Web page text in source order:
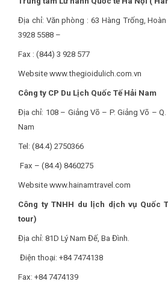
Địa chỉ: Văn phòng : 63 Hàng Trống,
3928 5588 –
Fax : (844) 3 928 577
Website www.thegioidulich.com.vn
Công ty CP Du Lịch Quốc Tế Hải Nam
Địa chỉ: 108 – Giảng Võ – P. Giảng Võ –
Nam
Tel: (84.4) 2750366
Fax – (84.4) 8460275
Website www.hainamtravel.com
Công ty TNHH du lịch dịch vụ Quốc
tour)
Địa chỉ: 81D Lý Nam Đế, Ba Đình.
Điện thoại: +84 7474138
Fax: +84 7474139